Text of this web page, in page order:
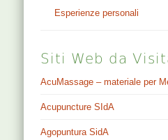
Esperienze personali
Siti Web da
AcuMassage – materiale per
Acupuncture SIdA
Agopuntura SidA